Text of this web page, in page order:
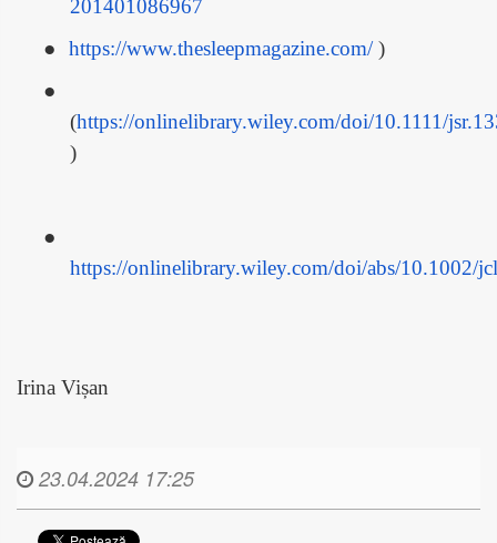
201401086967
●
https://www.thesleepmagazine.com/)
●
(https://onlinelibrary.wiley.com/doi/10.1111/
)
●
https://onlinelibrary.wiley.com/doi/abs/10.1002/
Irina Vișan
23.04.2024 17:25